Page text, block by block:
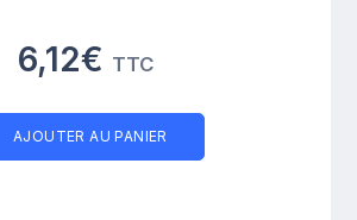
6,12€ TTC
AJOUTER AU PANIER